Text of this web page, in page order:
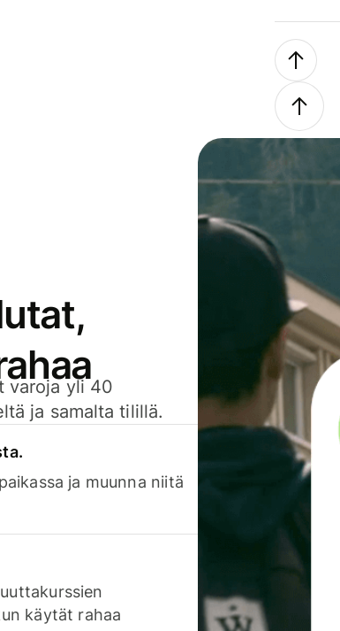
varoja yli 40
ja samalta tilillä.
ja muunna niitä
käytät rahaa